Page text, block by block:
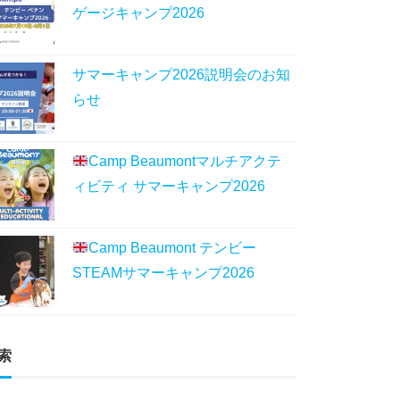
ゲージキャンプ2026
サマーキャンプ2026説明会のお知
らせ
Camp Beaumontマルチアクテ
ィビティ サマーキャンプ2026
Camp Beaumont テンビー
STEAMサマーキャンプ2026